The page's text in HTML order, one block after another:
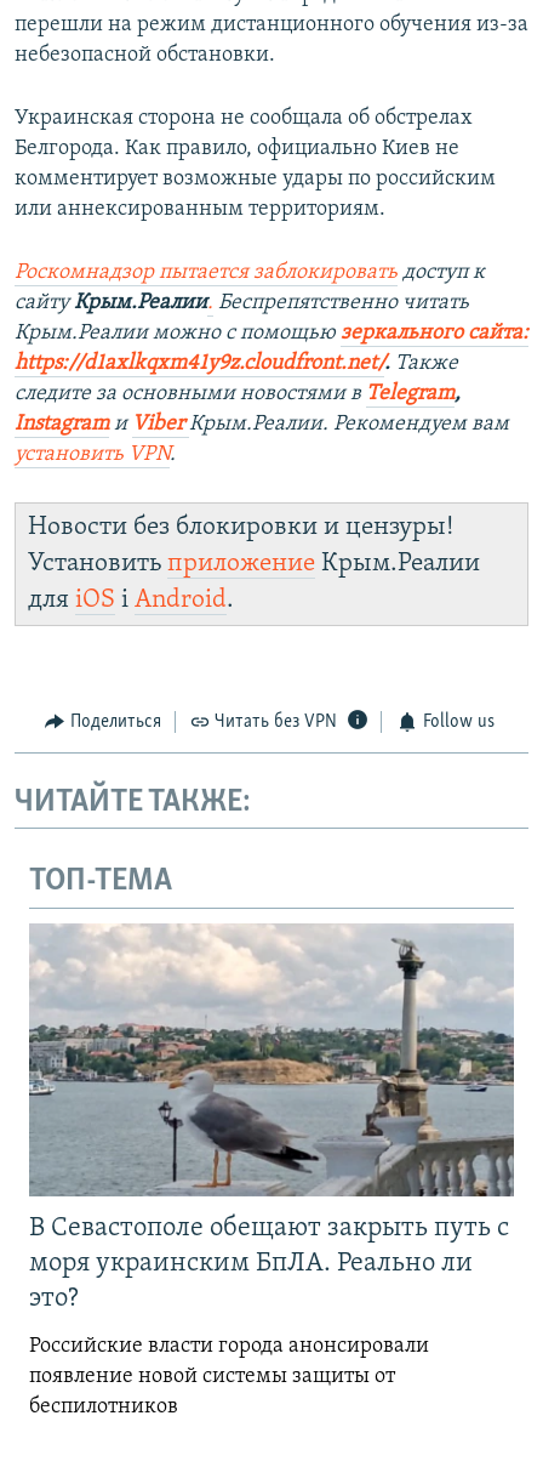
перешли на режим дистанционного обучения из-за
небезопасной обстановки.
Украинская сторона не сообщала об обстрелах
Белгорода. Как правило, официально Киев не
комментирует возможные удары по российским
или аннексированным территориям.
Роскомнадзор пытается заблокировать доступ к
сайтуКрым.Реалии. Беспрепятственно читать
Крым.Реалии можно с помощью зеркального сайта:
https://d1axlkqxm41y9z.cloudfront.net/. ​ Также
следите за основными новостями в Telegram,
Instagram и ViberКрым.Реалии. Рекомендуем вам
установить VPN.
Новости без блокировки и цензуры!
Установить приложение Крым.Реалии
для iOS і Android.
Поделиться Читать без VPN Follow us
ЧИТАЙТЕ ТАКЖЕ:
ТОП-ТЕМА
В Севастополе обещают закрыть путь с
моря украинским БпЛА. Реально ли
это?
Российские власти города анонсировали
появление новой системы защиты от
беспилотников